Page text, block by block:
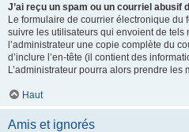
J’ai reçu un spam ou un courriel abusif
Le formulaire de courrier électronique du
suivre les utilisateurs qui envoient de tels
l’administrateur une copie complète du
d’inclure l’en-tête (il contient des
L’administrateur pourra alors prendre les
Haut
Amis et ignorés